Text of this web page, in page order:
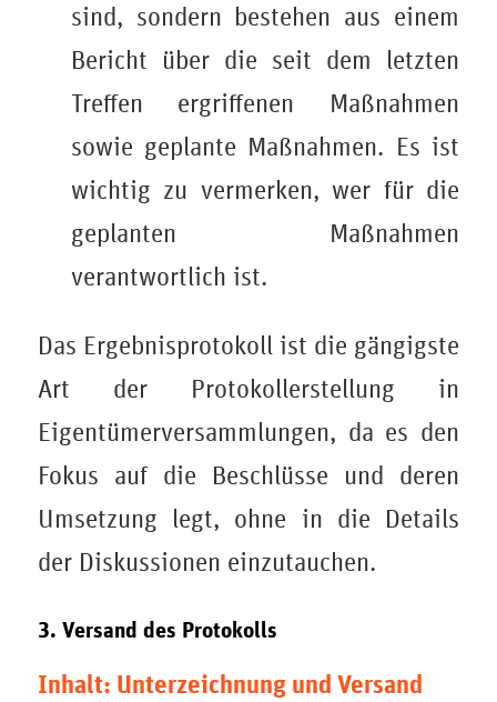
sind, sondern bestehen aus einem
Bericht über die seit dem letzten
Treffen ergriffenen Maßnahmen
sowie geplante Maßnahmen. Es ist
wichtig zu vermerken, wer für die
geplanten Maßnahmen
verantwortlich ist.
Das Ergebnisprotokoll ist die gängigste
Art der Protokollerstellung in
Eigentümerversammlungen, da es den
Fokus auf die Beschlüsse und deren
Umsetzung legt, ohne in die Details
der Diskussionen einzutauchen.
3. Versand des Protokolls
Inhalt: Unterzeichnung und Versand